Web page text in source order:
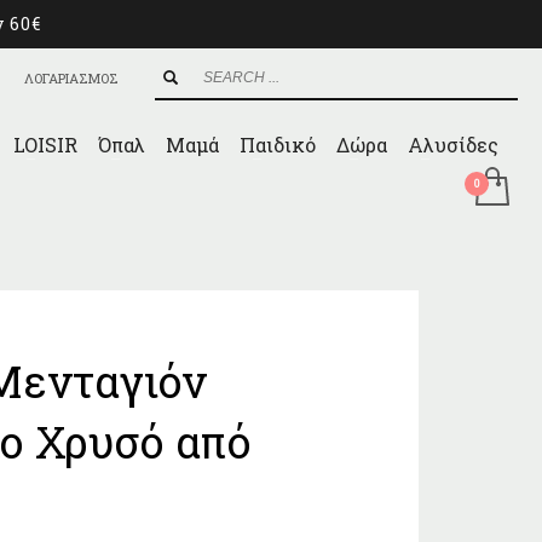
60€
ΛΟΓΑΡΙΑΣΜΟΣ
LOISIR Όπαλ Μαμά Παιδικό Δώρα Αλυσίδες
Χρυσό από